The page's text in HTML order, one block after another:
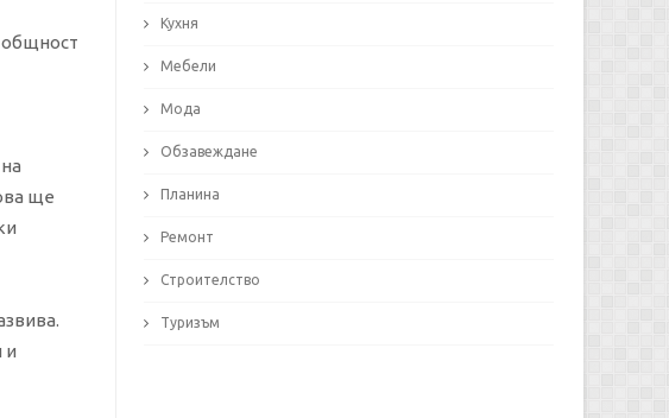
общност
ще
и
Кухня
Мебели
Мода
Обзавеждане
Планина
Ремонт
Строителство
Туризъм